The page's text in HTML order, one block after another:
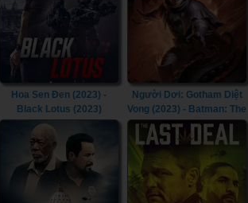
Hoa Sen Đen (2023) -
Black Lotus (2023)
Người Dơi: Gotham Diệt
Vong (2023) - Batman: The
Doom That Came to
Gotham (2023)